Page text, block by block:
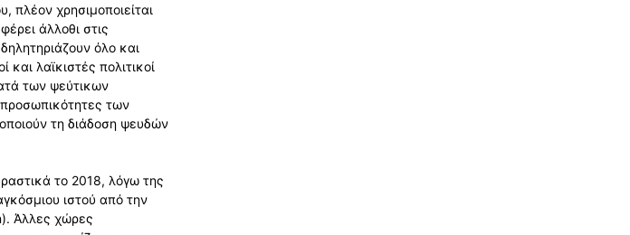
πλέον χρησιμοποιείται
άλλοθι στις
όλο και
λαϊκιστές πολιτικοί
των ψεύτικων
των
τη διάδοση ψευδών
το 2018, λόγω της
ιστού από την
Άλλες χώρες